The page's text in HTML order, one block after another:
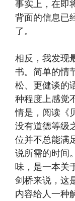
事实上，在即
背面的信息已
了。
相反，我发现
书。简单的情
松、更健谈的
种程度上感觉
情是，阅读《
没有道德等级
位并不总能满
说所需的时间
味，是一本
剑桥来说，这
内容给人一种